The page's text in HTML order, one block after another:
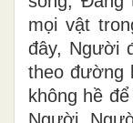
mọi vật
đây, Người
theo đường
không hề
Người,